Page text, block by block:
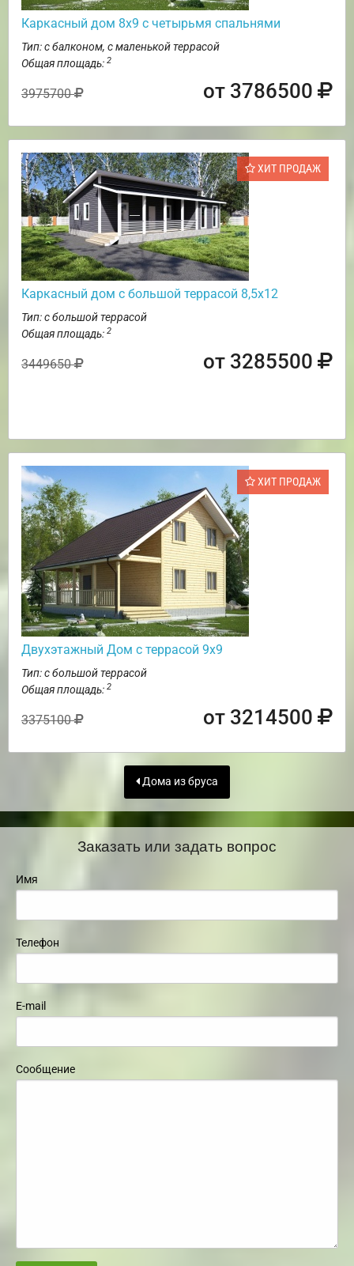
Каркасный дом 8х9 с четырьмя спальнями
Тип: с балконом, с маленькой террасой
Общая площадь: 2
3975700 от 3786500
ХИТ ПРОДАЖ
Каркасный дом с большой террасой 8,5х12
Тип: с большой террасой
Общая площадь: 2
3449650 от 3285500
ХИТ ПРОДАЖ
Двухэтажный Дом с террасой 9х9
Тип: с большой террасой
Общая площадь: 2
3375100 от 3214500
Дома из бруса
Заказать или задать вопрос
Имя
Телефон
E-mail
Сообщение